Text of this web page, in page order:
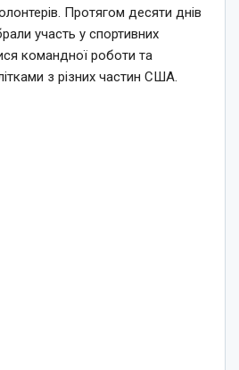
Протягом десяти днів
участь у спортивних
командної роботи та
з різних частин США.